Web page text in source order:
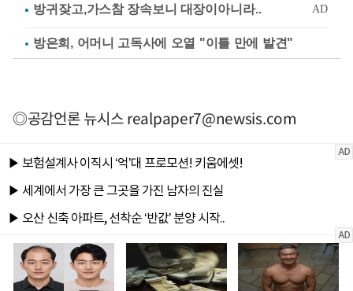
방은희, 어머니 고독사에 오열 "이틀 만에 발견"
◎공감언론 뉴시스realpaper7@newsis.com